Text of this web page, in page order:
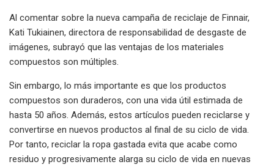
Al comentar sobre la nueva campaña de reciclaje de Finnair,
Kati Tukiainen, directora de responsabilidad de desgaste de
imágenes, subrayó que las ventajas de los materiales
compuestos son múltiples.
Sin embargo, lo más importante es que los productos
compuestos son duraderos, con una vida útil estimada de
hasta 50 años. Además, estos artículos pueden reciclarse y
convertirse en nuevos productos al final de su ciclo de vida.
Por tanto, reciclar la ropa gastada evita que acabe como
residuo y progresivamente alarga su ciclo de vida en nuevas